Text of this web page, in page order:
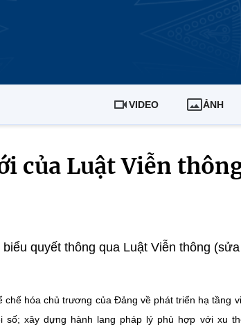
VIDEO ẢNH
của Luật Viễn
quyết thông qua Luật Viễn thông
chế hóa chủ trương của Đảng về phát triển hạ tầng
xây dựng hành lang pháp lý phù hợp với xu